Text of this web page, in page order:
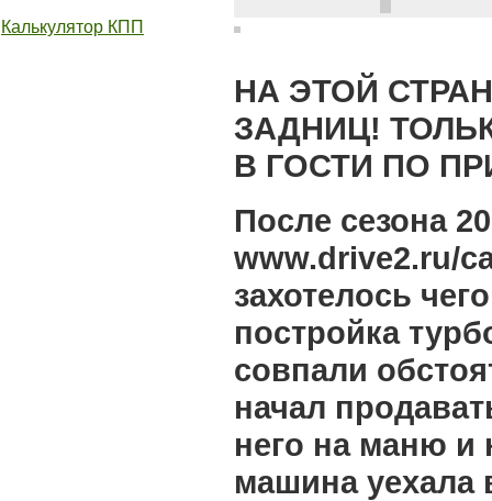
Калькулятор КПП
НА ЭТОЙ
ЗАДНИЦ!
В ГОСТИ ПО
После сезона
www.drive2.ru/
захотелось
постройка
совпали
начал
него на маню и
машина уехала